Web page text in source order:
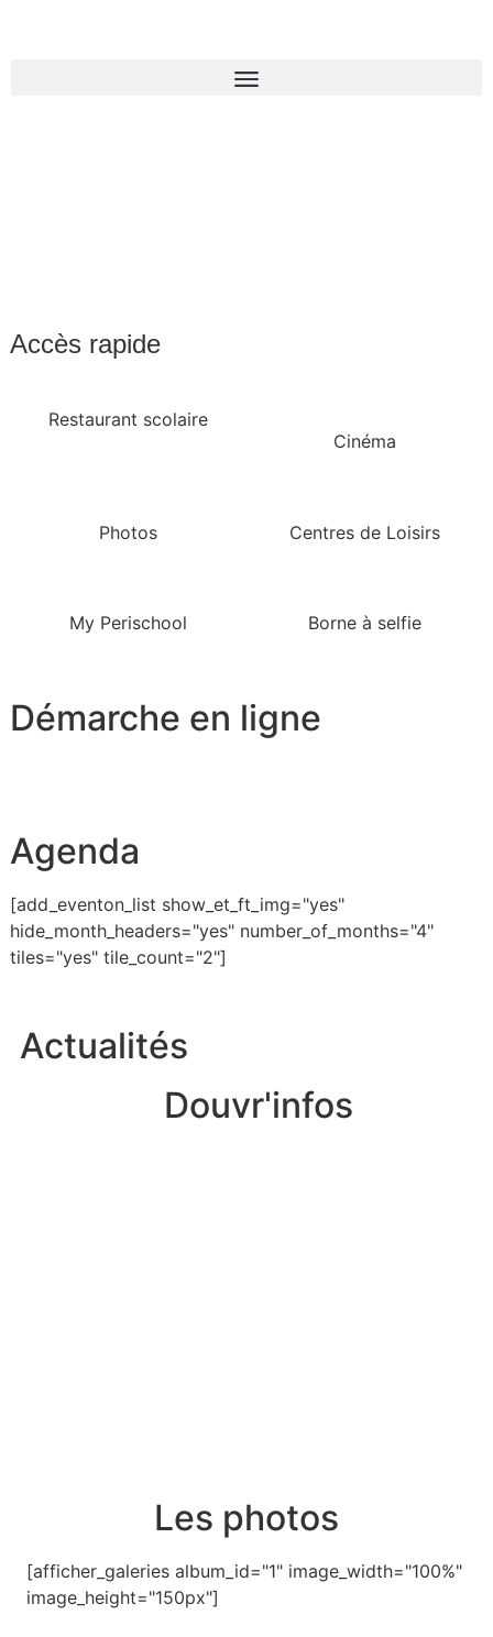
Accès rapide
Restaurant scolaire
Cinéma
Photos Centres de Loisirs
My Perischool Borne à selfie
Démarche en ligne
Agenda
[add_eventon_list show_et_ft_img="yes"
hide_month_headers="yes" number_of_months="4"
tiles="yes" tile_count="2"]
Actualités
Douvr'infos
Les photos
[afficher_galeries album_id="1" image_width="100%"
image_height="150px"]